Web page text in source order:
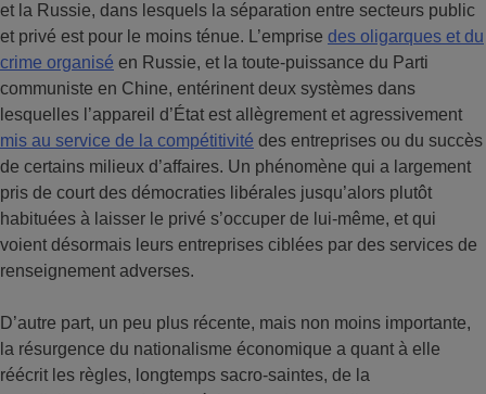
et la Russie, dans lesquels la séparation entre secteurs public
et privé est pour le moins ténue. L’emprise des oligarques et du
crime organisé en Russie, et la toute-puissance du Parti
communiste en Chine, entérinent deux systèmes dans
lesquelles l’appareil d’État est allègrement et agressivement
mis au service de la compétitivité des entreprises ou du succès
de certains milieux d’affaires. Un phénomène qui a largement
pris de court des démocraties libérales jusqu’alors plutôt
habituées à laisser le privé s’occuper de lui-même, et qui
voient désormais leurs entreprises ciblées par des services de
renseignement adverses.
D’autre part, un peu plus récente, mais non moins importante,
la résurgence du nationalisme économique a quant à elle
réécrit les règles, longtemps sacro-saintes, de la